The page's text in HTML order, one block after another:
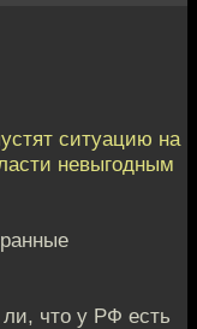
ситуацию на
невыгодным
что у РФ есть